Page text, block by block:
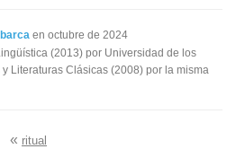
presentados me ayudó
en octubre de 2024
(2013) por Universidad de los
Literaturas Clásicas (2008) por la misma
« ritual